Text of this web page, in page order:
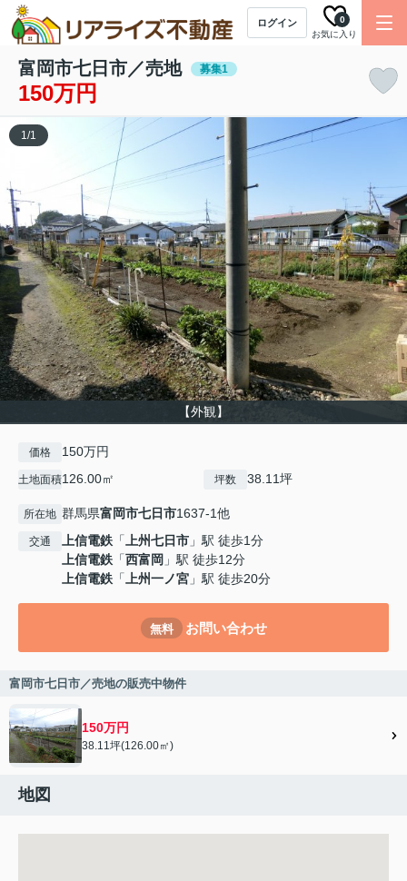
ログイン
お気に入り
0
富岡市七日市／売地 募集1
150万円
【外観】
1/1
価格 150万円
土地面積126.00㎡ 坪数 38.11坪
所在地 群馬県富岡市七日市1637-1他
交通 上信電鉄 「上州七日市 」駅 徒歩1分
上信電鉄 「西富岡 」駅 徒歩12分
上信電鉄 「上州一ノ宮 」駅 徒歩20分
無料 お問い合わせ
富岡市七日市／売地の販売中物件
150万円
38.11坪(126.00㎡)
地図